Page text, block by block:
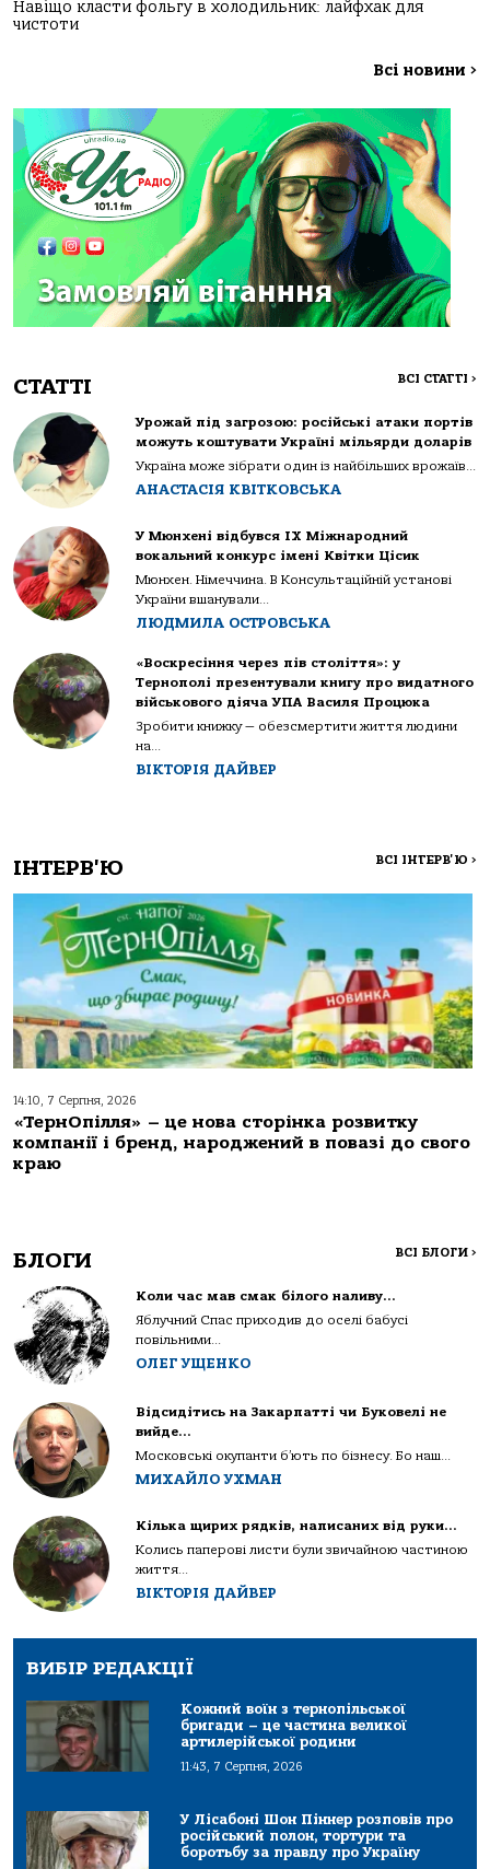
Навіщо класти фольгу в холодильник: лайфхак для
чистоти
Всі новини >
СТАТТІ ВСІ СТАТТІ >
Урожай під загрозою: російські атаки портів
можуть коштувати Україні мільярди доларів
Україна може зібрати один із найбільших врожаїв...
АНАСТАСІЯ КВІТКОВСЬКА
У Мюнхені відбувся IX Міжнародний
вокальний конкурс імені Квітки Цісик
Мюнхен. Німеччина. В Консультаційній установі
України вшанували...
ЛЮДМИЛА ОСТРОВСЬКА
«Воскресіння через пів століття»: у
Тернополі презентували книгу про видатного
військового діяча УПА Василя Процюка
Зробити книжку — обезсмертити життя людини
на...
ВІКТОРІЯ ДАЙВЕР
ІНТЕРВ'Ю ВСІ ІНТЕРВ'Ю >
14:10, 7 Серпня, 2026
«ТернОпілля» – це нова сторінка розвитку
компанії і бренд, народжений в повазі до свого
краю
БЛОГИ ВСІ БЛОГИ >
Коли час мав смак білого наливу…
Яблучний Спас приходив до оселі бабусі
повільними...
ОЛЕГ УЩЕНКО
Відсидітись на Закарпатті чи Буковелі не
вийде…
Московські окупанти б’ють по бізнесу. Бо наш...
МИХАЙЛО УХМАН
Кілька щирих рядків, написаних від руки…
Колись паперові листи були звичайною частиною
життя...
ВІКТОРІЯ ДАЙВЕР
ВИБІР РЕДАКЦІЇ
Кожний воїн з тернопільської
бригади – це частина великої
артилерійської родини
11:43, 7 Серпня, 2026
У Лісабоні Шон Піннер розповів про
російський полон, тортури та
боротьбу за правду про Україну